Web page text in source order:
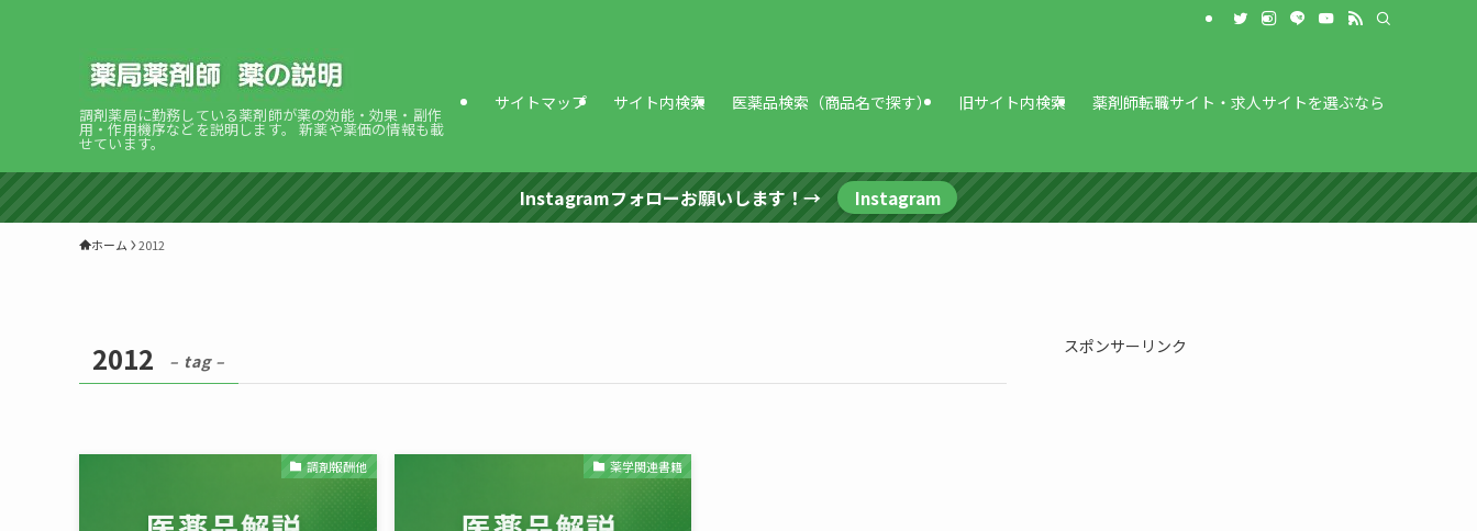
調剤薬局に勤務している薬剤師が薬の効能・効果・副作
用・作用機序などを説明します。 新薬や薬価の情報も載
せています。
サイトマップ サイト内検索 医薬品検索（商品名で探す） 旧サイト内検索 薬剤師転職サイト・求人サイトを選ぶなら
Instagramフォローお願いします！→ Instagram
ホーム 2012
2012 – tag –
調剤報酬他 薬学関連書籍
スポンサーリンク